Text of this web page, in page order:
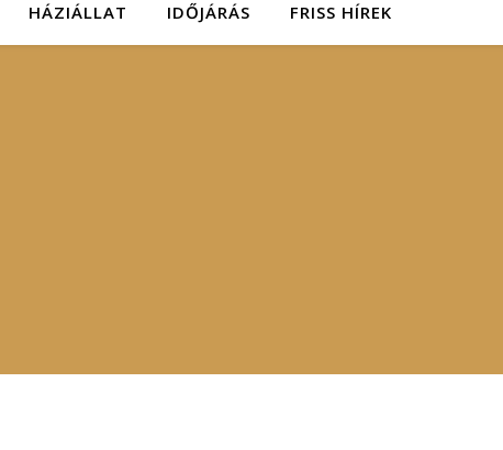
HÁZIÁLLAT IDŐJÁRÁS FRISS HÍREK